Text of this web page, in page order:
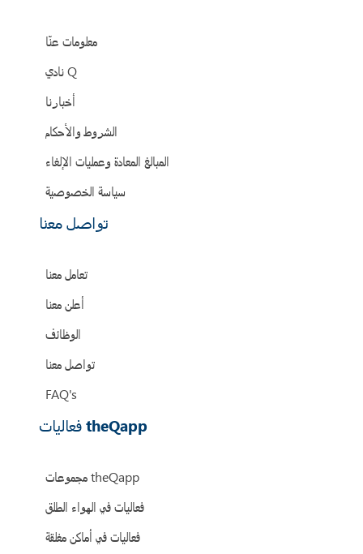
معلومات عنّا
نادي Q
أخبارنا
الشروط والأحكام
المبالغ المعادة وعمليات الإلغاء
سياسة الخصوصية
تواصل معنا
تعامل معنا
أعلن معنا
الوظائف
تواصل معنا
FAQ's
فعاليات theQapp
مجموعات theQapp
فعاليات في الهواء الطلق
فعاليات في أماكن مغلقة